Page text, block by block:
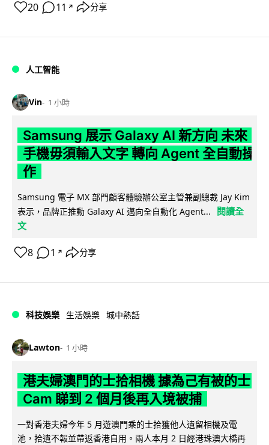
20 11 ↗ 分享
人工智能
Vin 1 小時
Samsung 展示 Galaxy AI 新方向 未來
手機毋須輸入文字 轉向 Agent 全自動操
作
Samsung 電子 MX 部門顧客體驗辦公室主管兼副總裁 Jay Kim
表示，品牌正推動 Galaxy AI 邁向全自動化 Agent...
閱讀全
文
8 1 ↗ 分享
科技娛樂 生活娛樂 城中熱話
Lawton 1 小時
港夫婦澳門的士拾相機 據為己有被的士
Cam 睇到 2 個月後再入境被捕
一對香港夫婦今年 5 月遊澳門乘的士拾獲他人遺留相機及電
池，拾遺不報並帶返香港自用。兩人本月 2 日經港珠澳大橋再